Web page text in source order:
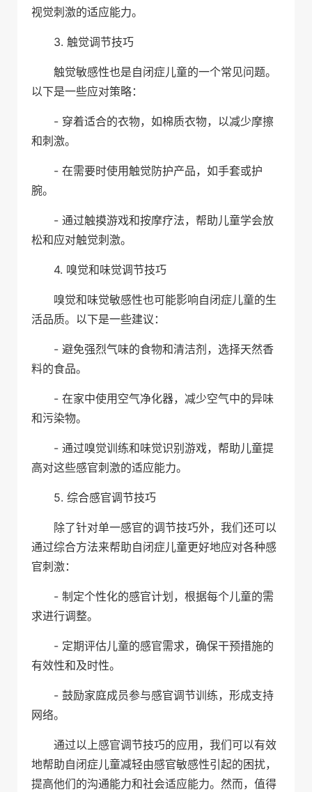
视觉刺激的适应能力。
3. 触觉调节技巧
触觉敏感性也是自闭症儿童的一个常见问题。
以下是一些应对策略：
- 穿着适合的衣物，如棉质衣物，以减少摩擦
和刺激。
- 在需要时使用触觉防护产品，如手套或护
腕。
- 通过触摸游戏和按摩疗法，帮助儿童学会放
松和应对触觉刺激。
4. 嗅觉和味觉调节技巧
嗅觉和味觉敏感性也可能影响自闭症儿童的生
活品质。以下是一些建议：
- 避免强烈气味的食物和清洁剂，选择天然香
料的食品。
- 在家中使用空气净化器，减少空气中的异味
和污染物。
- 通过嗅觉训练和味觉识别游戏，帮助儿童提
高对这些感官刺激的适应能力。
5. 综合感官调节技巧
除了针对单一感官的调节技巧外，我们还可以
通过综合方法来帮助自闭症儿童更好地应对各种感
官刺激：
- 制定个性化的感官计划，根据每个儿童的需
求进行调整。
- 定期评估儿童的感官需求，确保干预措施的
有效性和及时性。
- 鼓励家庭成员参与感官调节训练，形成支持
网络。
通过以上感官调节技巧的应用，我们可以有效
地帮助自闭症儿童减轻由感官敏感性引起的困扰，
提高他们的沟通能力和社会适应能力。然而，值得